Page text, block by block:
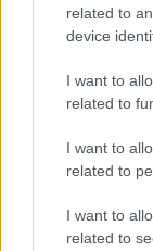
related to
device
I want to
related to
I want to
related to
I want to
related to
Rom
Post